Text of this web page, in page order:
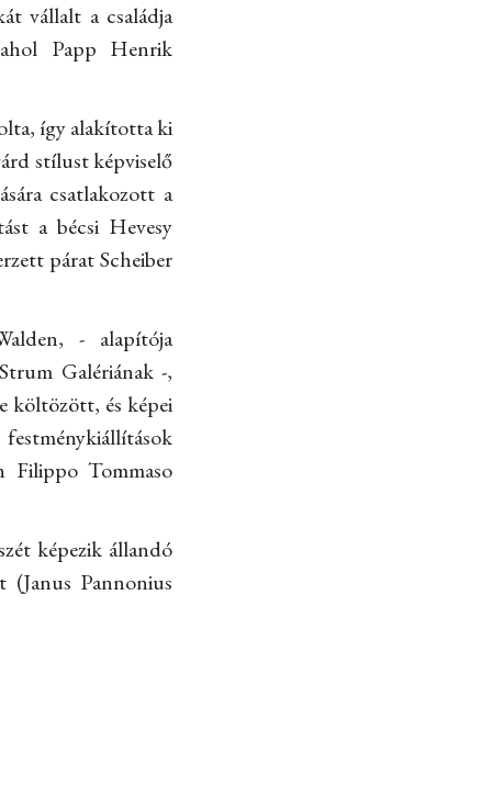
vállalt a családja
ahol Papp Henrik
így alakította ki
stílust képviselő
csatlakozott a
a bécsi Hevesy
párat Scheiber
- alapítója
Galériának -,
költözött, és képei
Filippo Tommaso
képezik állandó
(Janus Pannonius